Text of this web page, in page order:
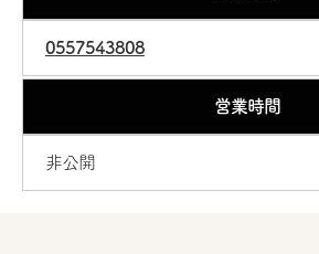
0557543808
営業時間
非公開